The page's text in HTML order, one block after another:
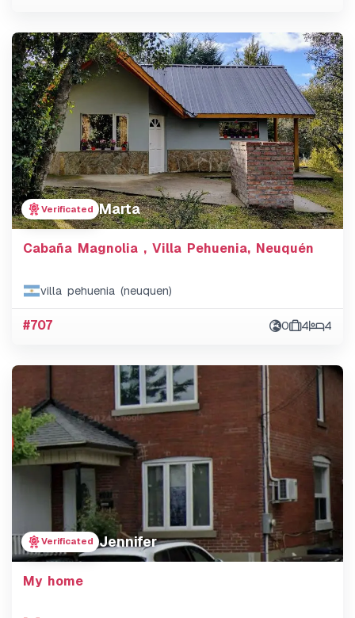
Verificated Marta
Cabaña Magnolia , Villa Pehuenia, Neuquén
villa pehuenia (neuquen)
#707 0 4 4
Verificated Jennifer
My home